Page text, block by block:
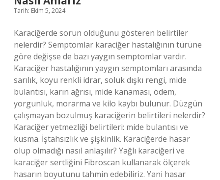
Tarih: Ekim 5, 2024
Karaciğerde sorun olduğunu gösteren belirtiler
nelerdir? Semptomlar karaciğer hastalığının türüne
göre değişse de bazı yaygın semptomlar vardır.
Karaciğer hastalığının yaygın semptomları arasında
sarılık, koyu renkli idrar, soluk dışkı rengi, mide
bulantısı, karın ağrısı, mide kanaması, ödem,
yorgunluk, morarma ve kilo kaybı bulunur. Düzgün
çalışmayan bozulmuş karaciğerin belirtileri nelerdir?
Karaciğer yetmezliği belirtileri: mide bulantısı ve
kusma. İştahsızlık ve şişkinlik. Karaciğerde hasar
olup olmadığı nasıl anlaşılır? Yağlı karaciğeri ve
karaciğer sertliğini Fibroscan kullanarak ölçerek
hasarın boyutunu tahmin edebiliriz. Yani hasar